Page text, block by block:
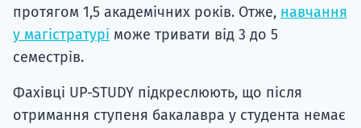
протягом 1,5 академічних років. Отже, навчання
у магістратурі може тривати від 3 до 5
семестрів.
Фахівці UP-STUDY підкреслюють, що після
отримання ступеня бакалавра у студента немає